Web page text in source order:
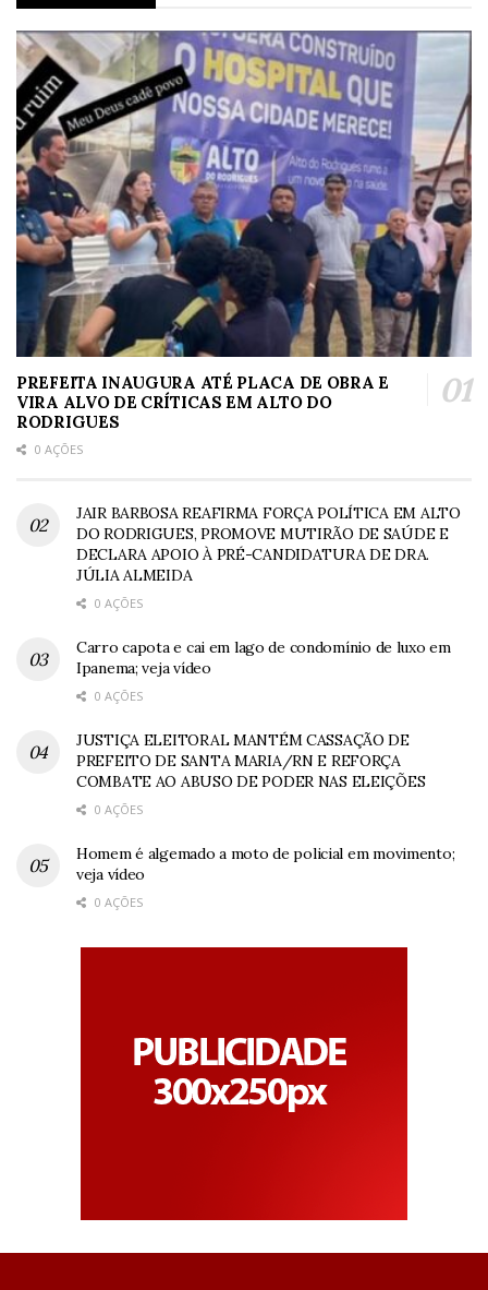
PREFEITA INAUGURA ATÉ PLACA DE OBRA E
VIRA ALVO DE CRÍTICAS EM ALTO DO
RODRIGUES
0 AÇÕES
JAIR BARBOSA REAFIRMA FORÇA POLÍTICA EM ALTO
DO RODRIGUES, PROMOVE MUTIRÃO DE SAÚDE E
DECLARA APOIO À PRÉ-CANDIDATURA DE DRA.
JÚLIA ALMEIDA
0 AÇÕES
Carro capota e cai em lago de condomínio de luxo em
Ipanema; veja vídeo
0 AÇÕES
JUSTIÇA ELEITORAL MANTÉM CASSAÇÃO DE
PREFEITO DE SANTA MARIA/RN E REFORÇA
COMBATE AO ABUSO DE PODER NAS ELEIÇÕES
0 AÇÕES
Homem é algemado a moto de policial em movimento;
veja vídeo
0 AÇÕES